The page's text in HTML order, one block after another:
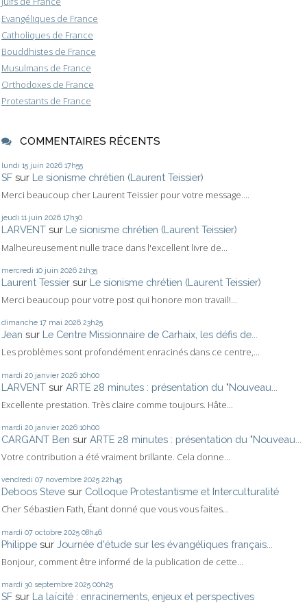
Evangéliques de France
Catholiques de France
Bouddhistes de France
Musulmans de France
Orthodoxes de France
Protestants de France
COMMENTAIRES RÉCENTS
lundi 15 juin 2026 17h55
SF sur Le sionisme chrétien (Laurent Teissier)
Merci beaucoup cher Laurent Teissier pour votre message....
jeudi 11 juin 2026 17h30
LARVENT sur Le sionisme chrétien (Laurent Teissier)
Malheureusement nulle trace dans l'excellent livre de...
mercredi 10 juin 2026 21h35
Laurent Tessier sur Le sionisme chrétien (Laurent Teissier)
Merci beaucoup pour votre post qui honore mon travail!...
dimanche 17 mai 2026 23h25
Jean sur Le Centre Missionnaire de Carhaix, les défis de...
Les problèmes sont profondément enracinés dans ce centre,...
mardi 20 janvier 2026 10h00
LARVENT sur ARTE 28 minutes : présentation du "Nouveau...
Excellente prestation. Très claire comme toujours. Hâte...
mardi 20 janvier 2026 10h00
CARGANT Ben sur ARTE 28 minutes : présentation du "Nouveau...
Votre contribution a été vraiment brillante. Cela donne...
vendredi 07 novembre 2025 22h45
Deboos Steve sur Colloque Protestantisme et Interculturalité
Cher Sébastien Fath, Étant donné que vous vous faites...
mardi 07 octobre 2025 08h46
Philippe sur Journée d'étude sur les évangéliques français...
Bonjour, comment être informé de la publication de cette...
mardi 30 septembre 2025 00h25
SF sur La laïcité : enracinements, enjeux et perspectives